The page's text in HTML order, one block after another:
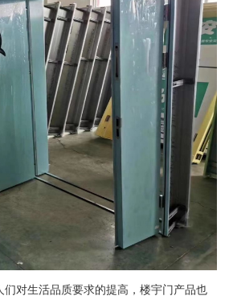
们对生活品质要求的提高，楼宇门产品也